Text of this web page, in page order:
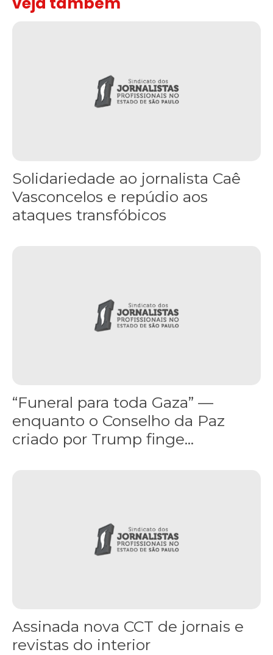
Solidariedade ao jornalista Caê
Vasconcelos e repúdio aos
ataques transfóbicos
“Funeral para toda Gaza” —
enquanto o Conselho da Paz
criado por Trump finge...
Assinada nova CCT de jornais e
revistas do interior